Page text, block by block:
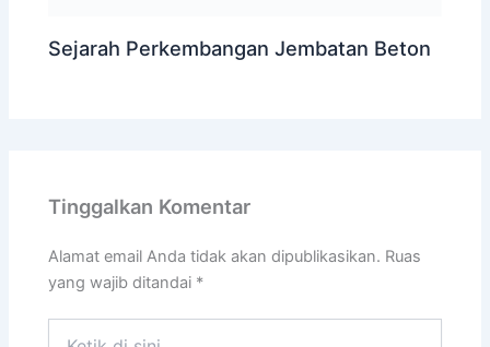
Sejarah Perkembangan Jembatan Beton
Tinggalkan Komentar
Alamat email Anda tidak akan dipublikasikan. Ruas
yang wajib ditandai *